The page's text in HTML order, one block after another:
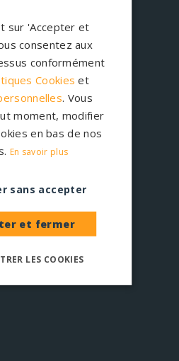
tombale
sur 'Accepter et
consentez aux
conformément
Cookies et
. Vous
moment, modifier
en bas de nos
En savoir plus
et fermer
sans accepter
LES COOKIES